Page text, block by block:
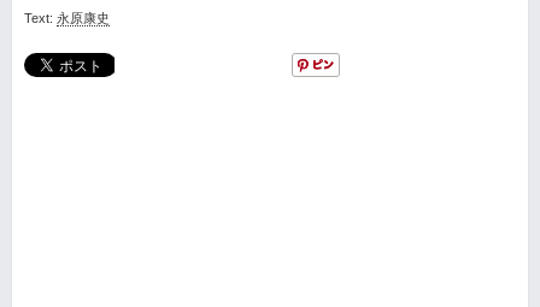
Text: 永原康史